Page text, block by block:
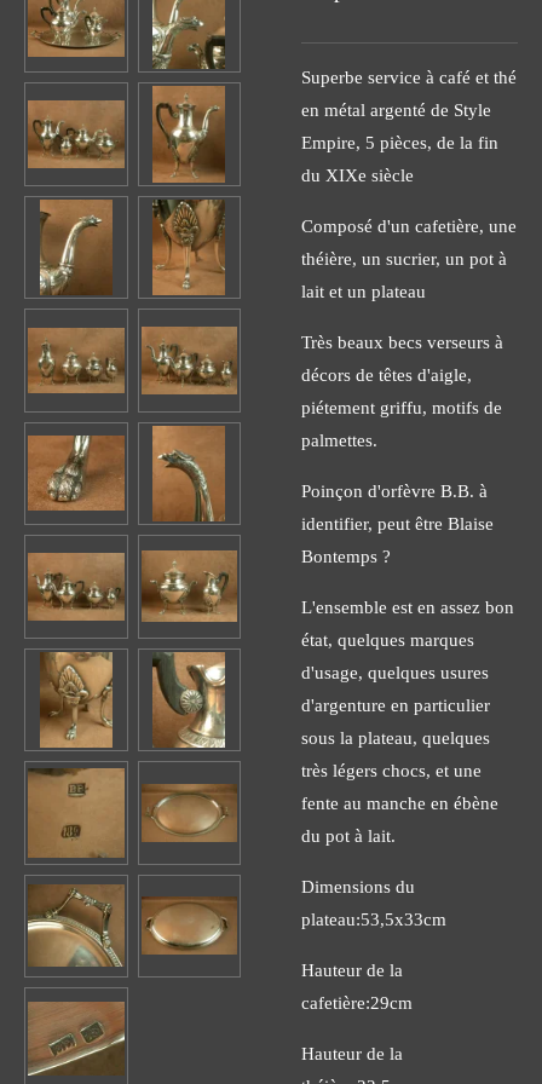
Superbe service à café et thé
en métal argenté de Style
Empire, 5 pièces, de la fin
du XIXe siècle
Composé d'un cafetière, une
théière, un sucrier, un pot à
lait et un plateau
Très beaux becs verseurs à
décors de têtes d'aigle,
piétement griffu, motifs de
palmettes.
Poinçon d'orfèvre B.B. à
identifier, peut être Blaise
Bontemps ?
L'ensemble est en assez bon
état, quelques marques
d'usage, quelques usures
d'argenture en particulier
sous la plateau, quelques
très légers chocs, et une
fente au manche en ébène
du pot à lait.
Dimensions du
plateau:53,5x33cm
Hauteur de la
cafetière:29cm
Hauteur de la